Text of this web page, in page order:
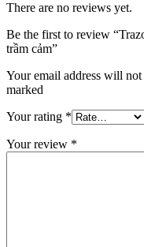
There are no reviews yet.
Be the first to review
trầm cảm”
Your email address will
marked
Your rating *
Your review *